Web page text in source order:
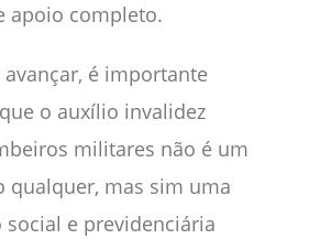
apoio completo.
avançar, é importante
o auxílio invalidez
militares não é um
qualquer, mas sim uma
social e previdenciária